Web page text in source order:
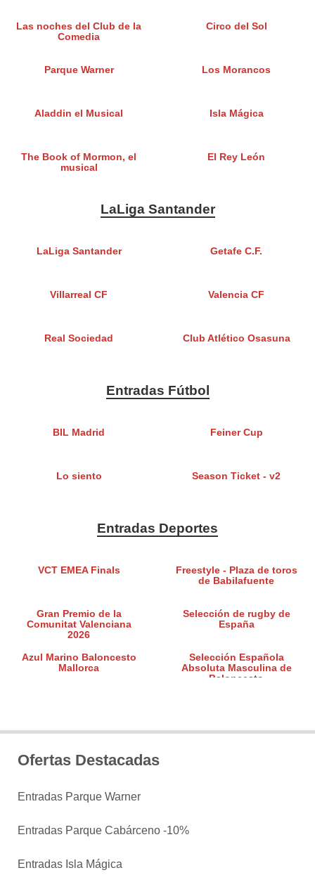
Las noches del Club de la
Comedia
Circo del Sol
Parque Warner Los Morancos
Aladdin el Musical Isla Mágica
The Book of Mormon, el
musical
El Rey León
LaLiga Santander
LaLiga Santander Getafe C.F.
Villarreal CF Valencia CF
Real Sociedad Club Atlético Osasuna
Entradas Fútbol
BIL Madrid Feiner Cup
Lo siento Season Ticket - v2
Entradas Deportes
VCT EMEA Finals
Freestyle - Plaza de toros
de Babilafuente
Gran Premio de la
Comunitat Valenciana
2026
Selección de rugby de
España
Azul Marino Baloncesto
Mallorca
Selección Española
Absoluta Masculina de
Baloncesto
Ofertas Destacadas
Entradas Parque Warner
Entradas Parque Cabárceno -10%
Entradas Isla Mágica